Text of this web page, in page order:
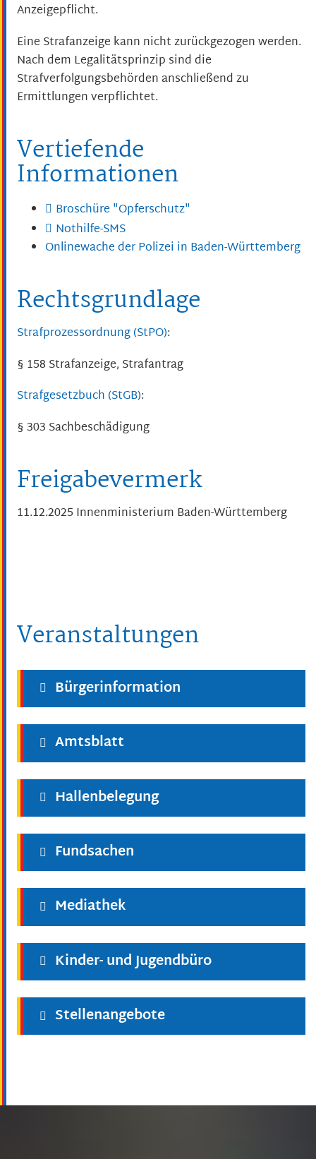
Anzeigepflicht.
Eine Strafanzeige kann nicht zurückgezogen werden.
Nach dem Legalitätsprinzip sind die
Strafverfolgungsbehörden anschließend zu
Ermittlungen verpflichtet.
Vertiefende
Informationen
Broschüre "Opferschutz"
Nothilfe-SMS
Onlinewache der Polizei in Baden-Württemberg
Rechtsgrundlage
Strafprozessordnung (StPO):
§ 158 Strafanzeige, Strafantrag
Strafgesetzbuch (StGB):
§ 303 Sachbeschädigung
Freigabevermerk
11.12.2025 Innenministerium Baden-Württemberg
Veranstaltungen
Bürgerinformation
Amtsblatt
Hallenbelegung
Fundsachen
Mediathek
Kinder- und Jugendbüro
Stellenangebote